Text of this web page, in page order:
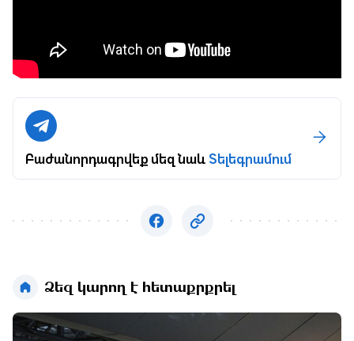
Բաժանորդագրվեք մեզ նաևՏելեգրամում
Ձեզ կարող է հետաքրքրել